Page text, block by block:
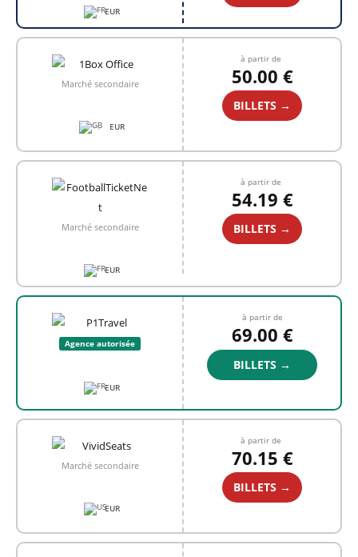
EUR
Marché secondaire
+1 EUR
à partir de
50.00 €
BILLETS →
Marché secondaire
EUR
à partir de
54.19 €
BILLETS →
Agence autorisée
EUR
à partir de
69.00 €
BILLETS →
Marché secondaire
EUR
à partir de
70.15 €
BILLETS →